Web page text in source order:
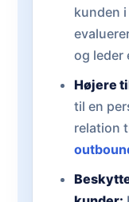
kunden
og leder
Højere
til en
relation